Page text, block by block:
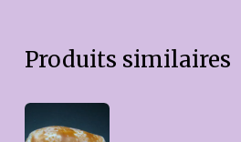
Produits similaires